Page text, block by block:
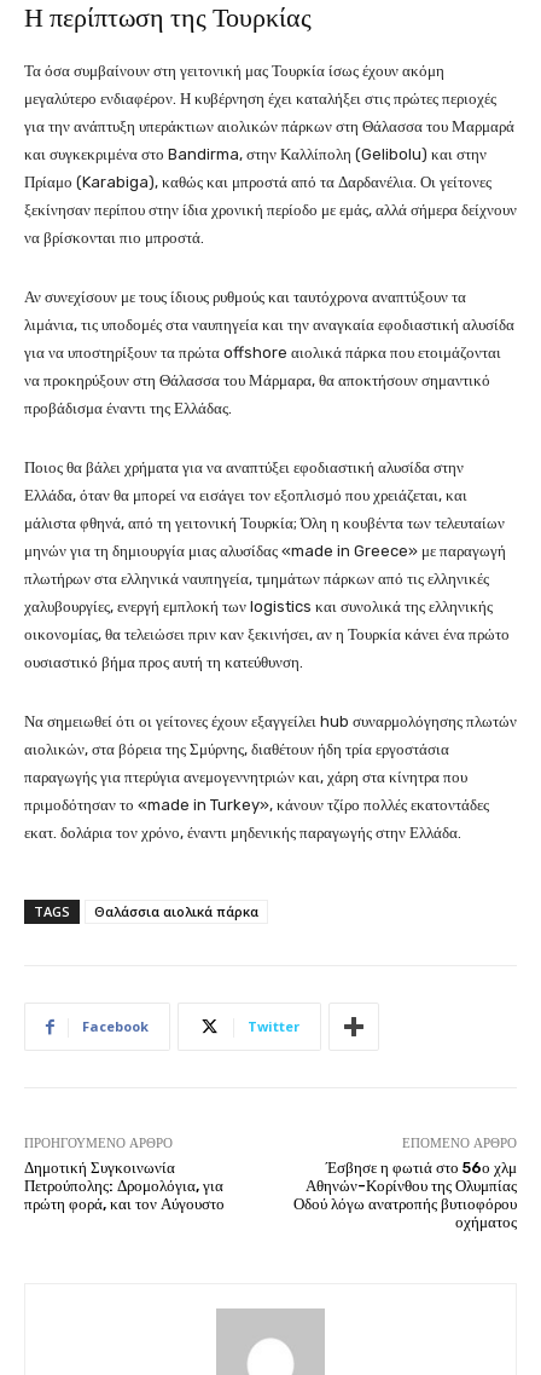
Η περίπτωση της Τουρκίας
Τα όσα συμβαίνουν στη γειτονική μας Τουρκία ίσως έχουν ακόμη
μεγαλύτερο ενδιαφέρον. Η κυβέρνηση έχει καταλήξει στις πρώτες περιοχές
για την ανάπτυξη υπεράκτιων αιολικών πάρκων στη Θάλασσα του Μαρμαρά
και συγκεκριμένα στο Bandirma, στην Καλλίπολη (Gelibolu) και στην
Πρίαμο (Karabiga), καθώς και μπροστά από τα Δαρδανέλια. Οι γείτονες
ξεκίνησαν περίπου στην ίδια χρονική περίοδο με εμάς, αλλά σήμερα δείχνουν
να βρίσκονται πιο μπροστά.
Αν συνεχίσουν με τους ίδιους ρυθμούς και ταυτόχρονα αναπτύξουν τα
λιμάνια, τις υποδομές στα ναυπηγεία και την αναγκαία εφοδιαστική αλυσίδα
για να υποστηρίξουν τα πρώτα offshore αιολικά πάρκα που ετοιμάζονται
να προκηρύξουν στη Θάλασσα του Μάρμαρα, θα αποκτήσουν σημαντικό
προβάδισμα έναντι της Ελλάδας.
Ποιος θα βάλει χρήματα για να αναπτύξει εφοδιαστική αλυσίδα στην
Ελλάδα, όταν θα μπορεί να εισάγει τον εξοπλισμό που χρειάζεται, και
μάλιστα φθηνά, από τη γειτονική Τουρκία; Όλη η κουβέντα των τελευταίων
μηνών για τη δημιουργία μιας αλυσίδας «made in Greece» με παραγωγή
πλωτήρων στα ελληνικά ναυπηγεία, τμημάτων πάρκων από τις ελληνικές
χαλυβουργίες, ενεργή εμπλοκή των logistics και συνολικά της ελληνικής
οικονομίας, θα τελειώσει πριν καν ξεκινήσει, αν η Τουρκία κάνει ένα πρώτο
ουσιαστικό βήμα προς αυτή τη κατεύθυνση.
Να σημειωθεί ότι οι γείτονες έχουν εξαγγείλει hub συναρμολόγησης πλωτών
αιολικών, στα βόρεια της Σμύρνης, διαθέτουν ήδη τρία εργοστάσια
παραγωγής για πτερύγια ανεμογεννητριών και, χάρη στα κίνητρα που
πριμοδότησαν το «made in Turkey», κάνουν τζίρο πολλές εκατοντάδες
εκατ. δολάρια τον χρόνο, έναντι μηδενικής παραγωγής στην Ελλάδα.
TAGS Θαλάσσια αιολικά πάρκα
Facebook Twitter
ΠΡΟΗΓΟΎΜΕΝΟ ΆΡΘΡΟ
Δημοτική Συγκοινωνία
Πετρούπολης: Δρομολόγια, για
πρώτη φορά, και τον Αύγουστο
ΕΠΌΜΕΝΟ ΆΡΘΡΟ
Έσβησε η φωτιά στο 56ο χλμ
Αθηνών-Κορίνθου της Ολυμπίας
Οδού λόγω ανατροπής βυτιοφόρου
οχήματος